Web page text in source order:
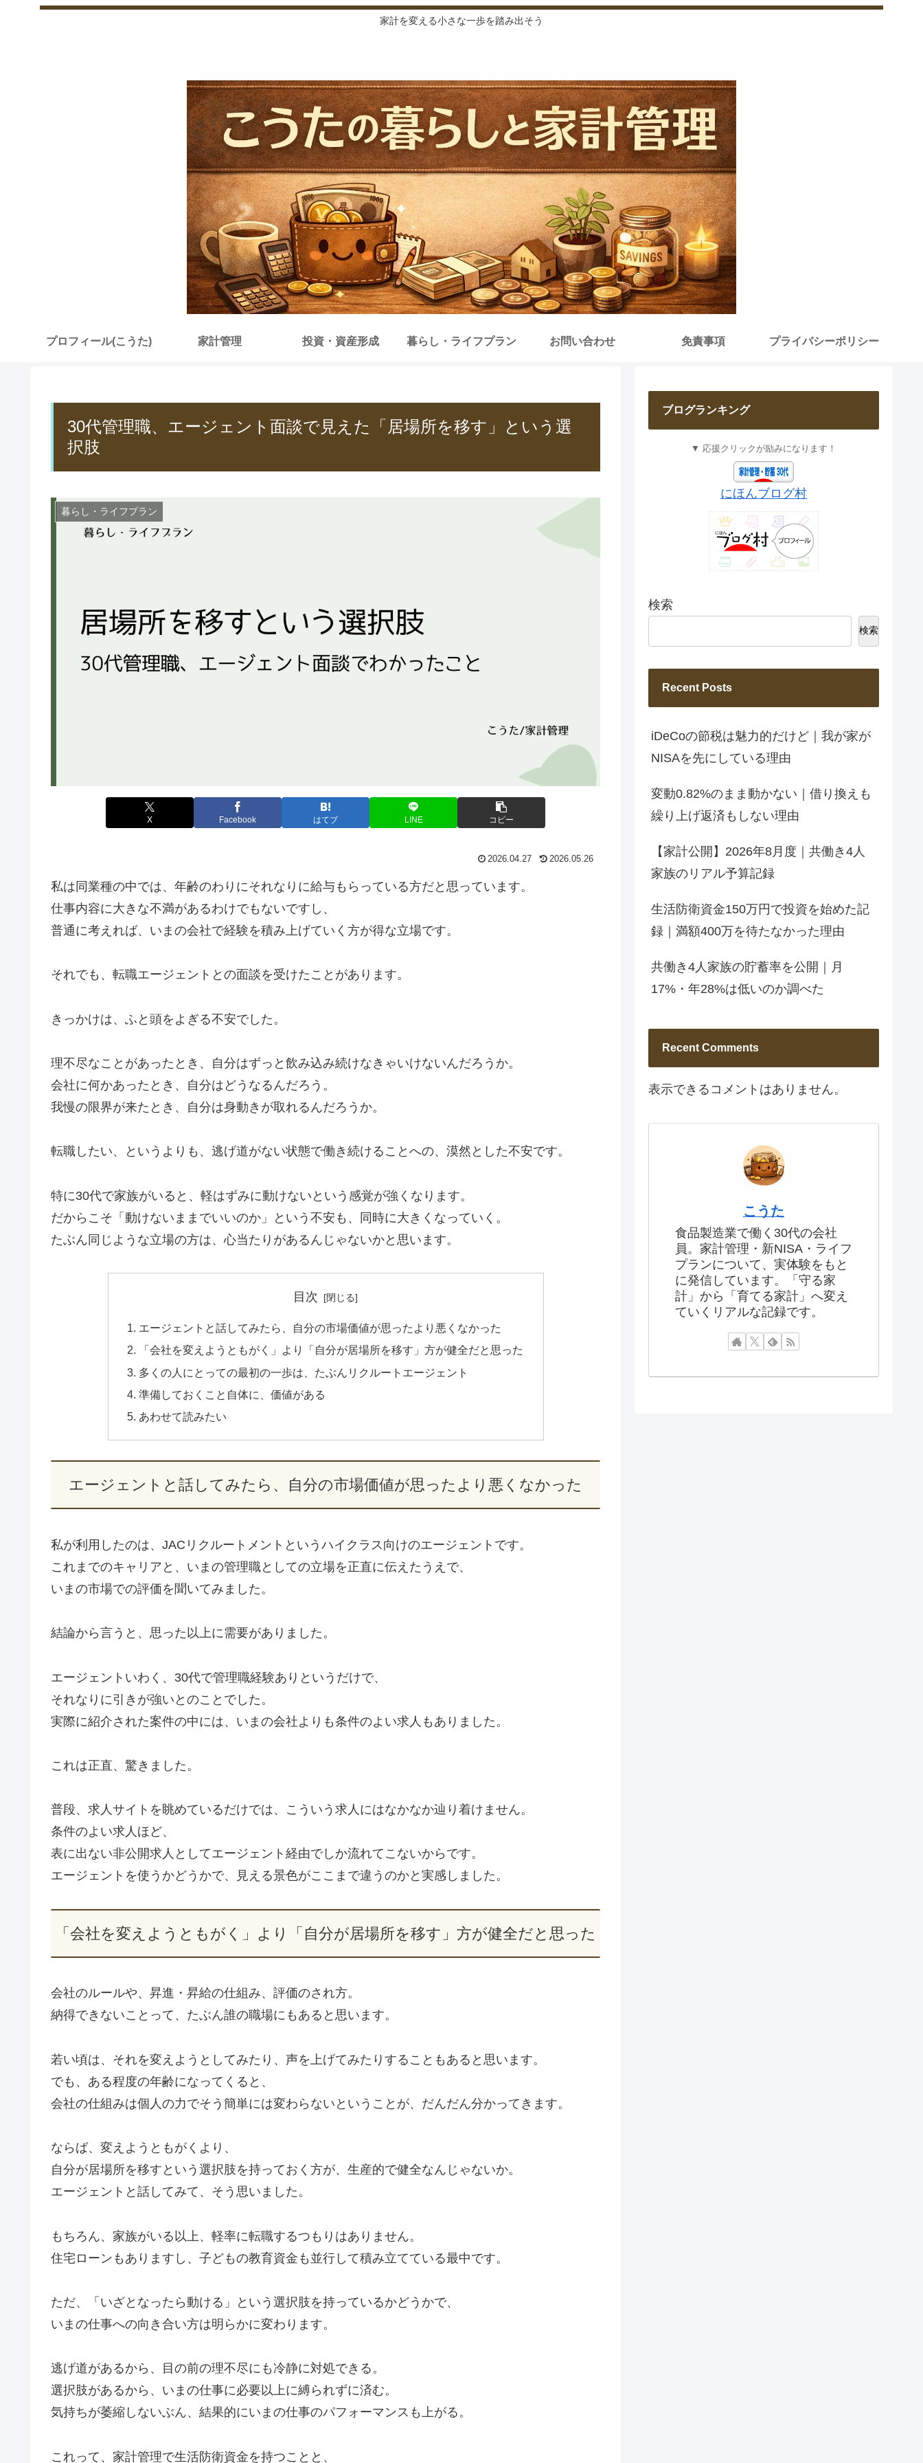
家計を変える小さな一歩を踏み出そう
プロフィール(こうた) 家計管理 投資・資産形成 暮らし・ライフプラン お問い合わせ 免責事項 プライバシーポリシー
30代管理職、エージェント面談で見えた「居場所を移す」という選
択肢
暮らし・ライフプラン
X Facebook はてブ LINE コピー
2026.04.27 2026.05.26
私は同業種の中では、年齢のわりにそれなりに給与もらっている方だと思っています。
仕事内容に大きな不満があるわけでもないですし、
普通に考えれば、いまの会社で経験を積み上げていく方が得な立場です。
それでも、転職エージェントとの面談を受けたことがあります。
きっかけは、ふと頭をよぎる不安でした。
理不尽なことがあったとき、自分はずっと飲み込み続けなきゃいけないんだろうか。
会社に何かあったとき、自分はどうなるんだろう。
我慢の限界が来たとき、自分は身動きが取れるんだろうか。
転職したい、というよりも、逃げ道がない状態で働き続けることへの、漠然とした不安です。
特に30代で家族がいると、軽はずみに動けないという感覚が強くなります。
だからこそ「動けないままでいいのか」という不安も、同時に大きくなっていく。
たぶん同じような立場の方は、心当たりがあるんじゃないかと思います。
目次
エージェントと話してみたら、自分の市場価値が思ったより悪くなかった
「会社を変えようともがく」より「自分が居場所を移す」方が健全だと思った
多くの人にとっての最初の一歩は、たぶんリクルートエージェント
準備しておくこと自体に、価値がある
あわせて読みたい
エージェントと話してみたら、自分の市場価値が思ったより悪くなかった
私が利用したのは、JACリクルートメントというハイクラス向けのエージェントです。
これまでのキャリアと、いまの管理職としての立場を正直に伝えたうえで、
いまの市場での評価を聞いてみました。
結論から言うと、思った以上に需要がありました。
エージェントいわく、30代で管理職経験ありというだけで、
それなりに引きが強いとのことでした。
実際に紹介された案件の中には、いまの会社よりも条件のよい求人もありました。
これは正直、驚きました。
普段、求人サイトを眺めているだけでは、こういう求人にはなかなか辿り着けません。
条件のよい求人ほど、
表に出ない非公開求人としてエージェント経由でしか流れてこないからです。
エージェントを使うかどうかで、見える景色がここまで違うのかと実感しました。
「会社を変えようともがく」より「自分が居場所を移す」方が健全だと思った
会社のルールや、昇進・昇給の仕組み、評価のされ方。
納得できないことって、たぶん誰の職場にもあると思います。
若い頃は、それを変えようとしてみたり、声を上げてみたりすることもあると思います。
でも、ある程度の年齢になってくると、
会社の仕組みは個人の力でそう簡単には変わらないということが、だんだん分かってきます。
ならば、変えようともがくより、
自分が居場所を移すという選択肢を持っておく方が、生産的で健全なんじゃないか。
エージェントと話してみて、そう思いました。
もちろん、家族がいる以上、軽率に転職するつもりはありません。
住宅ローンもありますし、子どもの教育資金も並行して積み立てている最中です。
ただ、「いざとなったら動ける」という選択肢を持っているかどうかで、
いまの仕事への向き合い方は明らかに変わります。
逃げ道があるから、目の前の理不尽にも冷静に対処できる。
選択肢があるから、いまの仕事に必要以上に縛られずに済む。
気持ちが萎縮しないぶん、結果的にいまの仕事のパフォーマンスも上がる。
これって、家計管理で生活防衛資金を持つことと、
ブログランキング
▼ 応援クリックが励みになります！
にほんブログ村
検索
検索
Recent Posts
iDeCoの節税は魅力的だけど｜我が家が
NISAを先にしている理由
変動0.82%のまま動かない｜借り換えも
繰り上げ返済もしない理由
【家計公開】2026年8月度｜共働き4人
家族のリアル予算記録
生活防衛資金150万円で投資を始めた記
録｜満額400万を待たなかった理由
共働き4人家族の貯蓄率を公開｜月
17%・年28%は低いのか調べた
Recent Comments
表示できるコメントはありません。
こうた
食品製造業で働く30代の会社
員。家計管理・新NISA・ライフ
プランについて、実体験をもと
に発信しています。「守る家
計」から「育てる家計」へ変え
ていくリアルな記録です。